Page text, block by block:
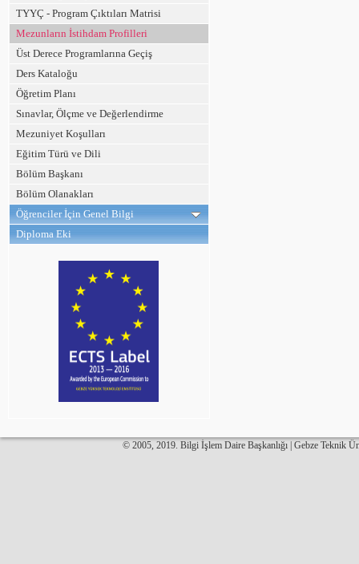
TYYÇ - Program Çıktıları Matrisi
Mezunların İstihdam Profilleri
Üst Derece Programlarına Geçiş
Ders Kataloğu
Öğretim Planı
Sınavlar, Ölçme ve Değerlendirme
Mezuniyet Koşulları
Eğitim Türü ve Dili
Bölüm Başkanı
Bölüm Olanakları
Öğrenciler İçin Genel Bilgi
Diploma Eki
© 2005, 2019. Bilgi İşlem Daire Başkanlığı | Gebze Teknik